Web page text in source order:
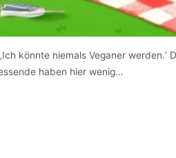
könnte niemals Veganer
haben hier wenig…